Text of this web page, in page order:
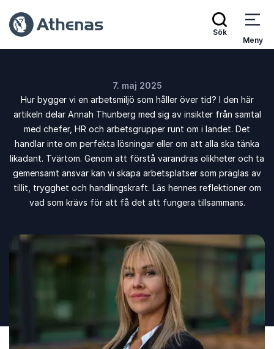
Sök
Meny
7. maj 2025
Hur bygger vi en arbetsmiljö som håller över tid? I den här
artikeln delar Annah Thunberg med sig av insikter från samtal
med chefer, HR och arbetsgrupper runt om i landet. Det
handlar inte om perfekta lösningar eller om att alla ska tänka
likadant. Tvärtom. Genom att förstå varandras olikheter och ta
gemensamt ansvar kan vi skapa arbetsplatser som präglas av
tillit, trygghet och handlingskraft. Läs hennes reflektioner om
vad som krävs för att få det att fungera tillsammans.